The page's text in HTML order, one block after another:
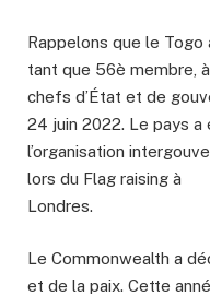
Rappelons que le Togo
tant que 56è membre,
chefs d’État et de
24 juin 2022. Le pays
l’organisation
lors du Flag raising à
Londres.
Le Commonwealth a
et de la paix. Cette